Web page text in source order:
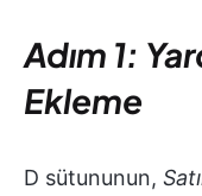
Adım 1:
Ekleme
D sütununun,